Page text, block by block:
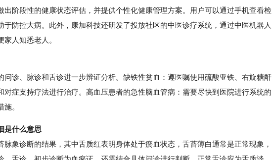
阶段性的健康状态评估，并提供个性化健康管理方案。用户可以通过手机查看检
防控大病。此外，康加科技还研发了投放社区的中医诊疗系统，通过中医机器人
人知悉老人。
问诊、脉诊和舌诊进一步辨证分析。缺铁性贫血：遵医嘱使用硫酸亚铁、右旋糖酐
症支持疗法进行治疗。高血压患者的急性脑血管病：需要尽快到医院进行系统的
。
是什么意思
诊断的结果，其中舌质红表明身体处于瘀血状态，舌苔薄白通常是正常现象，